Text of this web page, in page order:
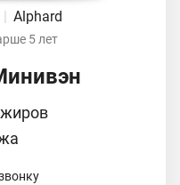
Alphard
5 лет